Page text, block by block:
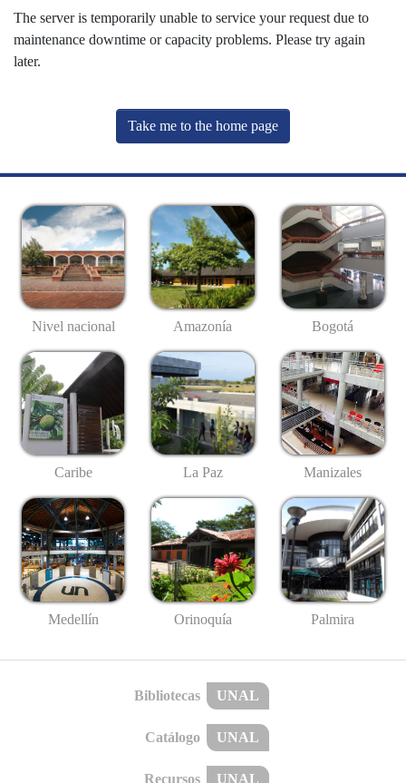
The server is temporarily unable to service your request due to
maintenance downtime or capacity problems. Please try again
later.
Take me to the home page
Nivel nacional Amazonía Bogotá
Caribe La Paz Manizales
Medellín Orinoquía Palmira
Bibliotecas UNAL
Catálogo UNAL
Recursos UNAL